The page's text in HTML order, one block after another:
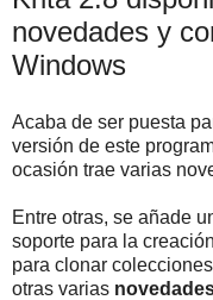
novedades y
Windows
Acaba de ser puesta
versión de este
ocasión trae varias
Entre otras, se añade
soporte para la
para clonar
otras varias